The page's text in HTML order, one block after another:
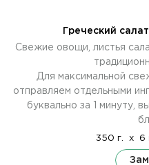
Греческий
Свежие овощи, листья
Для максимальной
отправляем отдельными
буквально за 1 минуту,
350 г. x 6